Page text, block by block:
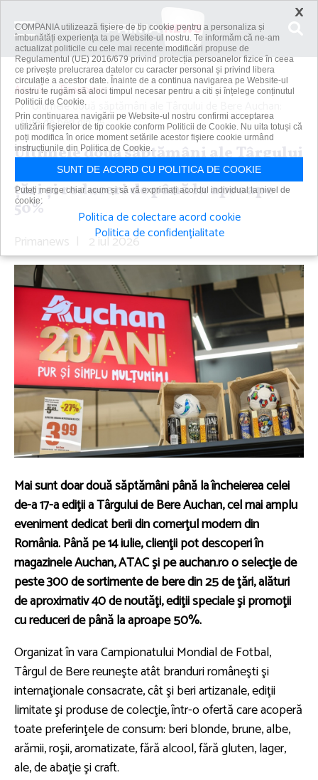
Acasă
Economic
Ultimele două săptămâni ale Târgului de Bere Auchan:
sute de beri din 25...
Ultimele două săptămâni ale Târgului
de Bere Auchan: sute de beri din 25 de
ţări şi reduceri de până la aproape
50%
Primanews | 2 iul 2026
Mai sunt doar două săptămâni până la încheierea celei
de-a 17-a ediţii a Târgului de Bere Auchan, cel mai amplu
eveniment dedicat berii din comerţul modern din
România. Până pe 14 iulie, clienţii pot descoperi în
magazinele Auchan, ATAC şi pe auchan.ro o selecţie de
peste 300 de sortimente de bere din 25 de ţări, alături
de aproximativ 40 de noutăţi, ediţii speciale şi promoţii
cu reduceri de până la aproape 50%.
Organizat în vara Campionatului Mondial de Fotbal,
Târgul de Bere reuneşte atât branduri româneşti şi
internaţionale consacrate, cât şi beri artizanale, ediţii
limitate şi produse de colecţie, într-o ofertă care acoperă
toate preferinţele de consum: beri blonde, brune, albe,
arămii, roşii, aromatizate, fără alcool, fără gluten, lager,
ale, de abaţie şi craft.
×
COMPANIA utilizează fişiere de tip cookie pentru a personaliza și
îmbunătăți experiența ta pe Website-ul nostru. Te informăm că ne-am
actualizat politicile cu cele mai recente modificări propuse de
Regulamentul (UE) 2016/679 privind protecția persoanelor fizice în ceea
ce privește prelucrarea datelor cu caracter personal și privind libera
circulație a acestor date. Înainte de a continua navigarea pe Website-ul
nostru te rugăm să aloci timpul necesar pentru a citi și înțelege conținutul
Politicii de Cookie.
Prin continuarea navigării pe Website-ul nostru confirmi acceptarea
utilizării fişierelor de tip cookie conform Politicii de Cookie. Nu uita totuși că
poți modifica în orice moment setările acestor fişiere cookie urmând
instrucțiunile din Politica de Cookie.
SUNT DE ACORD CU POLITICA DE COOKIE
Puteți merge chiar acum și să vă exprimați acordul individual la nivel de
cookie:
Politica de colectare acord cookie
Politica de confidențialitate